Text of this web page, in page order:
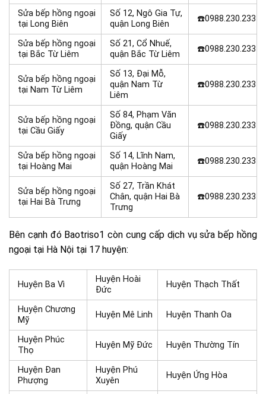
Sửa bếp hồng ngoại
tại Long Biên
Số 12, Ngô Gia Tự,
quận Long Biên
☎️0988.230.233
Sửa bếp hồng ngoại
tại Bắc Từ Liêm
Số 21, Cổ Nhuế,
quận Bắc Từ Liêm
☎️0988.230.233
Sửa bếp hồng ngoại
tại Nam Từ Liêm
Số 13, Đại Mỗ,
quận Nam Từ
Liêm
☎️0988.230.233
Sửa bếp hồng ngoại
tại Cầu Giấy
Số 84, Phạm Văn
Đồng, quận Cầu
Giấy
☎️0988.230.233
Sửa bếp hồng ngoại
tại Hoàng Mai
Số 14, Lĩnh Nam,
quận Hoàng Mai
☎️0988.230.233
Sửa bếp hồng ngoại
tại Hai Bà Trưng
Số 27, Trần Khát
Chân, quận Hai Bà
Trưng
☎️0988.230.233
Bên cạnh đó Baotriso1 còn cung cấp dịch vụ sửa bếp hồng
ngoại tại Hà Nội tại 17 huyện:
Huyện Ba Vì
Huyện Hoài
Đức
Huyện Thạch Thất
Huyện Chương
Mỹ
Huyện Mê Linh Huyện Thanh Oa
Huyện Phúc
Thọ
Huyện Mỹ Đức Huyện Thường Tín
Huyện Đan
Phượng
Huyện Phú
Xuyên
Huyện Ứng Hòa